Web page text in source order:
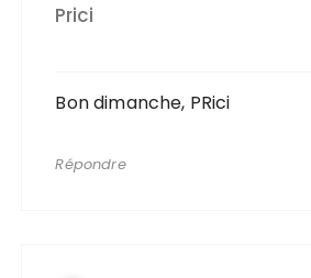
Prici
Bon dimanche, PRici
Répondre